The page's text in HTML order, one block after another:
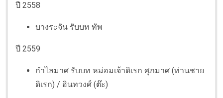
ปี 2558
บางระจัน รับบท ทัพ
ปี 2559
กำไลมาศ รับบท หม่อมเจ้าดิเรก ศุภมาศ (ท่านชาย
ดิเรก) / อินทวงศ์ (ต๊ะ)